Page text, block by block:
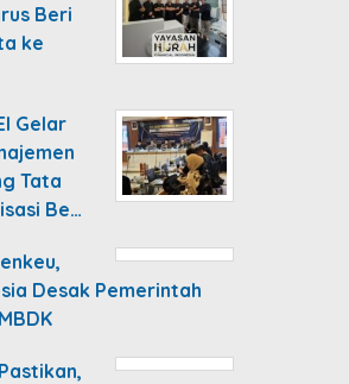
Beri
ke
Gelar
Tata
Be…
Desak Pemerintah